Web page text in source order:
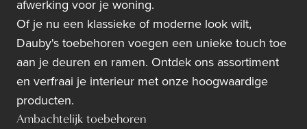
afwerking voor je woning.
Of je nu een klassieke of moderne look wilt,
Dauby's toebehoren voegen een unieke touch toe
aan je deuren en ramen. Ontdek ons assortiment
en verfraai je interieur met onze hoogwaardige
producten.
Ambachtelijk toebehoren